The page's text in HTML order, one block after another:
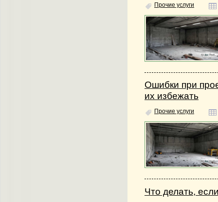
Прочие услуги
Ошибки при
их избежать
Прочие услуги
Что делать,